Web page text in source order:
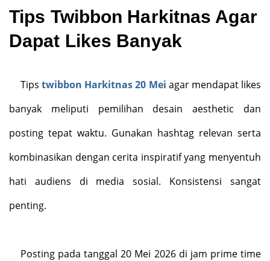
Tips Twibbon Harkitnas Agar
Dapat Likes Banyak
Tipstwibbon Harkitnas20 Mei agar mendapat likes
banyak meliputi pemilihan desain aesthetic dan
posting tepat waktu. Gunakan hashtag relevan serta
kombinasikan dengan cerita inspiratif yang menyentuh
hati audiens di media sosial. Konsistensi sangat
penting.
Posting pada tanggal 20 Mei 2026 di jam prime time